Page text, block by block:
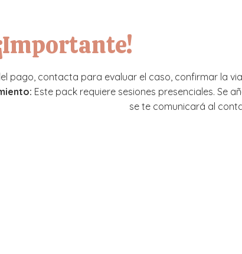
pago, contacta para evaluar el caso, confirmar la
Este pack requiere sesiones presenciales. Se
se te comunicará al